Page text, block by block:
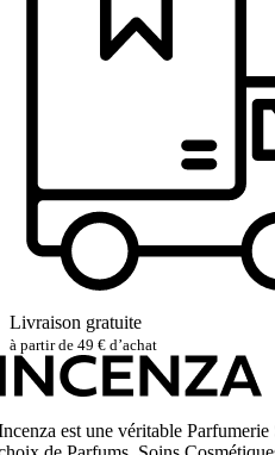
Livraison gratuite
à partir de 49 € d’achat
est une véritable